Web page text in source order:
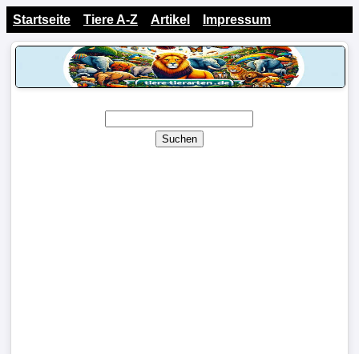
Startseite Tiere A-Z Artikel Impressum
Suchen